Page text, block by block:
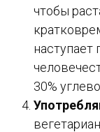
чтобы
наступает
30%